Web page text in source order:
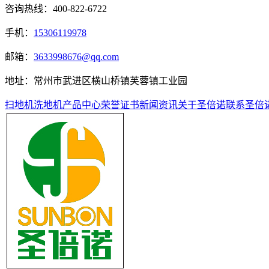
咨询热线： 400-822-6722
手机： 15306119978
邮箱： 3633998676@qq.com
地址：常州市武进区横山桥镇芙蓉镇工业园
扫地机洗地机产品中心荣誉证书新闻资讯关于圣倍诺联系圣倍